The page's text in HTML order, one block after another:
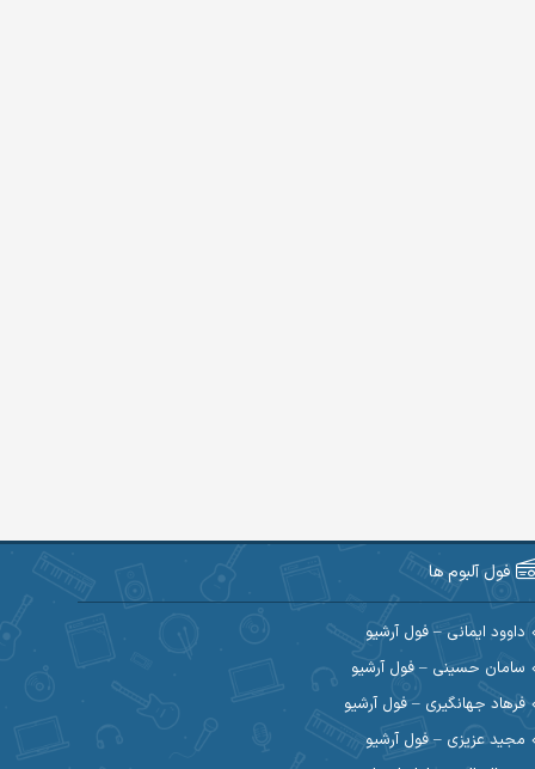
فول آلبوم ها
داوود ایمانی – فول آرشیو
سامان حسینی – فول آرشیو
فرهاد جهانگیری – فول آرشیو
مجید عزیزی – فول آرشیو